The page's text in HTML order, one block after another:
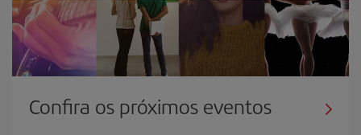
Confira os próximos eventos